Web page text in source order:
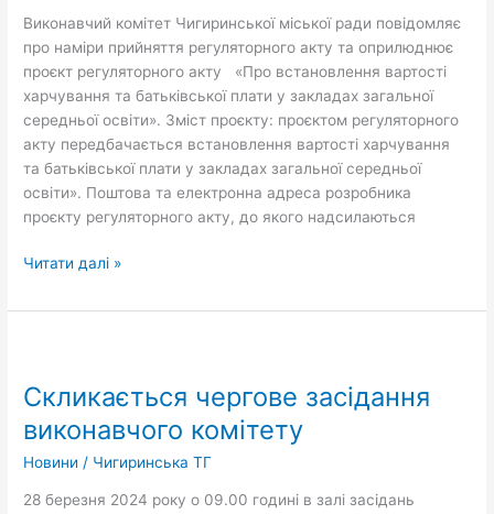
Виконавчий комітет Чигиринської міської ради повідомляє
про наміри прийняття регуляторного акту та оприлюднює
проєкт регуляторного акту «Про встановлення вартості
харчування та батьківської плати у закладах загальної
середньої освіти». Зміст проєкту: проєктом регуляторного
акту передбачається встановлення вартості харчування
та батьківської плати у закладах загальної середньої
освіти». Поштова та електронна адреса розробника
проєкту регуляторного акту, до якого надсилаються
Читати далі »
Скликається чергове засідання
виконавчого комітету
Новини / Чигиринська ТГ
28 березня 2024 року о 09.00 годині в залі засідань
засідання
комітету